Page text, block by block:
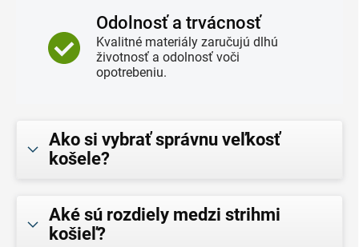
Odolnosť a trvácnosť
Kvalitné materiály zaručujú dlhú
životnosť a odolnosť voči
opotrebeniu.
Ako si vybrať správnu veľkosť
košele?
Aké sú rozdiely medzi strihmi
košieľ?